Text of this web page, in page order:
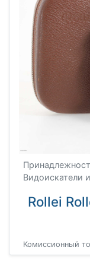
Видоискатели
Rollei
Комиссионный